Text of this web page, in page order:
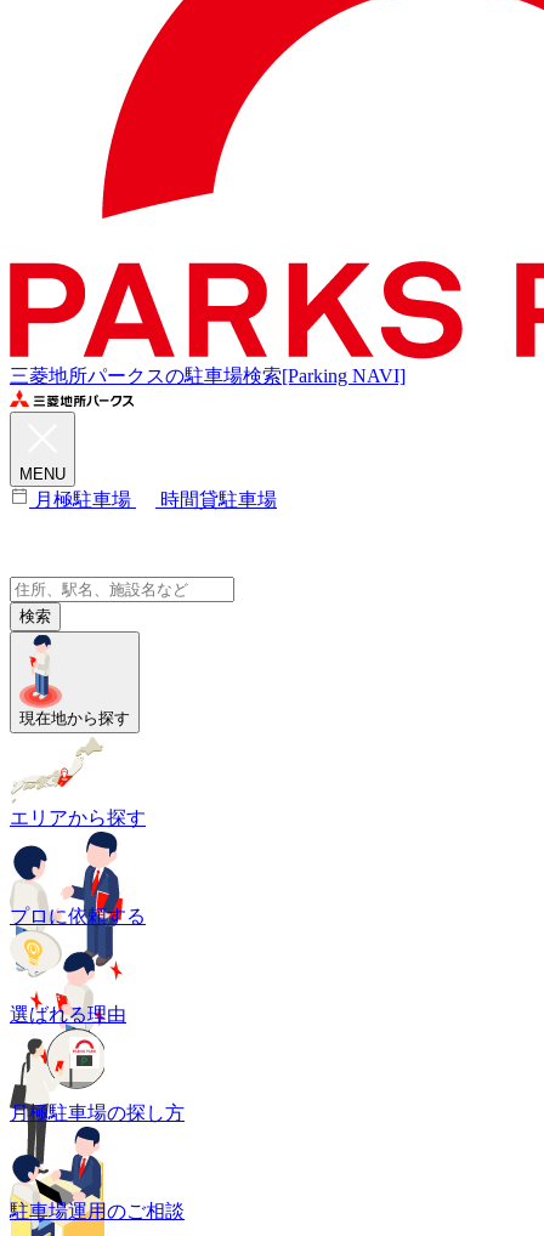
三菱地所パークスの駐車場検索[Parking NAVI]
MENU
月極駐車場 時間貸駐車場
検索
現在地から探す
エリアから探す
プロに依頼する
選ばれる理由
月極駐車場の探し方
駐車場運用のご相談